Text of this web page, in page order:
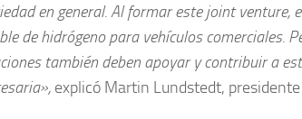
en general. Al formar este joint
de hidrógeno para vehículos comerciales.
también deben apoyar y contribuir a
explicó Martin Lundstedt, presidente